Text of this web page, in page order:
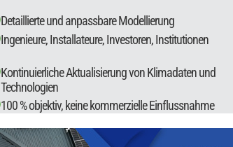
Detaillierte und anpassbare Modellierung
Ingenieure, Installateure, Investoren, Institutionen
Kontinuierliche Aktualisierung von Klimadaten und
Technologien
100 % objektiv, keine kommerzielle Einflussnahme